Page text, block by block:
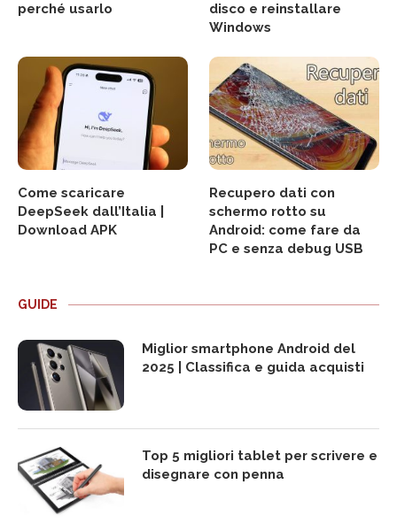
perché usarlo
disco e reinstallare
Windows
Come scaricare
DeepSeek dall’Italia |
Download APK
Recupero dati con
schermo rotto su
Android: come fare da
PC e senza debug USB
GUIDE
Miglior smartphone Android del
2025 | Classifica e guida acquisti
Top 5 migliori tablet per scrivere e
disegnare con penna